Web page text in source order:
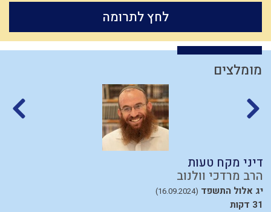
לחץ לתרומה
מומלצים
דיני מקח טעות
הרב מרדכי וולנוב
יג אלול התשפד (16.09.2024)
31 דקות